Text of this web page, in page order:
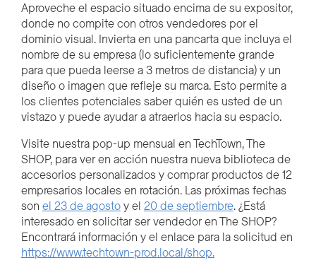
Aproveche el espacio situado encima de su expositor,
donde no compite con otros vendedores por el
dominio visual. Invierta en una pancarta que incluya el
nombre de su empresa (lo suficientemente grande
para que pueda leerse a 3 metros de distancia) y un
diseño o imagen que refleje su marca. Esto permite a
los clientes potenciales saber quién es usted de un
vistazo y puede ayudar a atraerlos hacia su espacio.
Visite nuestra pop-up mensual en TechTown, The
SHOP, para ver en acción nuestra nueva biblioteca de
accesorios personalizados y comprar productos de 12
empresarios locales en rotación. Las próximas fechas
son el 23 de agostoy el 20 de septiembre. ¿Está
interesado en solicitar ser vendedor en The SHOP?
Encontrará información y el enlace para la solicitud en
https://www.techtown-prod.local/shop.